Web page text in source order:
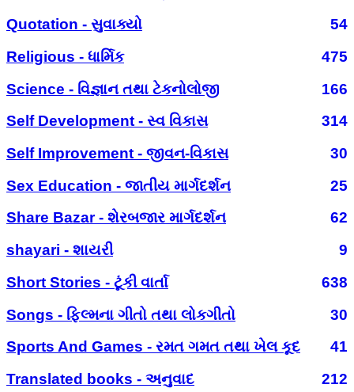
Quotation - સુવાક્યો
54
Religious - ધાર્મિક
475
Science - વિજ્ઞાન તથા ટેકનોલોજી
166
Self Development - સ્વ વિકાસ
314
Self Improvement - જીવન-વિકાસ
30
Sex Education - જાતીય માર્ગદર્શન
25
Share Bazar - શેરબજાર માર્ગદર્શન
62
shayari - શાયરી
9
Short Stories - ટૂંકી વાર્તા
638
Songs - ફિલ્મના ગીતો તથા લોકગીતો
30
Sports And Games - રમત ગમત તથા ખેલ કૂદ
41
Translated books - અનુવાદ
212